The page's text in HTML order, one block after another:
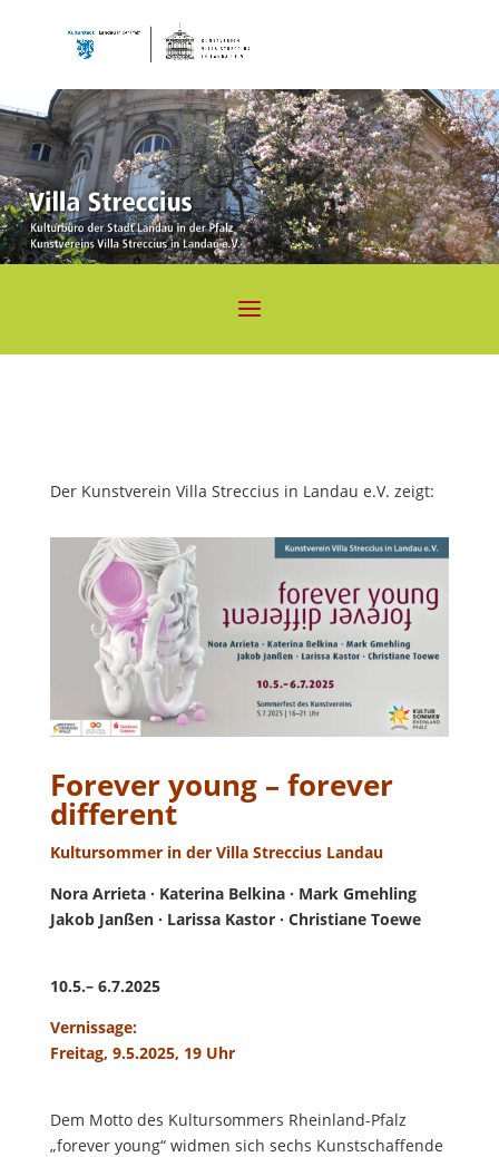
Der Kunstverein Villa Streccius in Landau e.V. zeigt:
Forever young – forever
different
Kultursommer in der Villa Streccius Landau
Nora Arrieta · Katerina Belkina · Mark Gmehling
Jakob Janßen · Larissa Kastor · Christiane Toewe
10.5.– 6.7.2025
Vernissage:
Freitag, 9.5.2025, 19 Uhr
Dem Motto des Kultursommers Rheinland-Pfalz
„forever young“ widmen sich sechs Kunstschaffende